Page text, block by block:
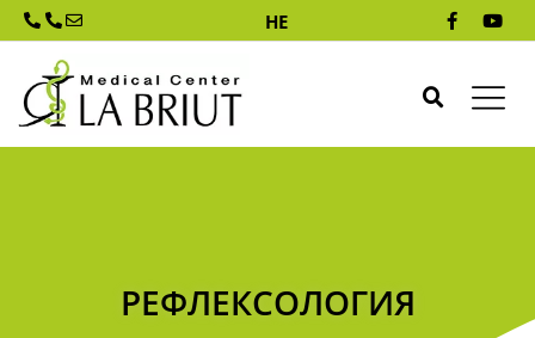
HE
РЕФЛЕКСОЛОГИЯ